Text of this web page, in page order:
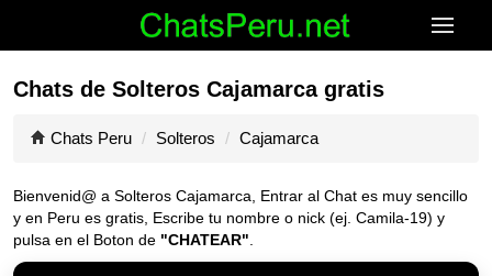
Chats de Solteros Cajamarca gratis
Chats Peru Solteros Cajamarca
Bienvenid@ a Solteros Cajamarca, Entrar al Chat es muy sencillo
y en Peru es gratis, Escribe tu nombre o nick (ej. Camila-19) y
pulsa en el Boton de "CHATEAR"